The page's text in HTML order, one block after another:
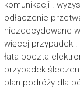
komunikacji .
odłączenie
niezdecydowane
więcej przypadek
łata poczta
przypadek
plan podróży dla